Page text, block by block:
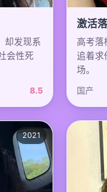
却发现系
会性死
8.5
激活
高考落
追着求
场。
国产
2021